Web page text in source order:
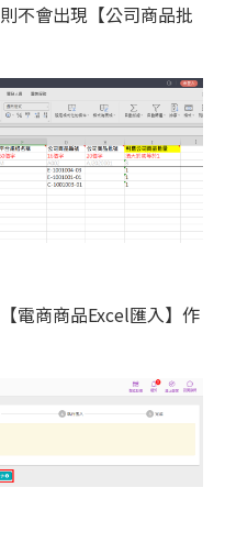
不會出現【公司商品批
電商商品Excel匯入】作